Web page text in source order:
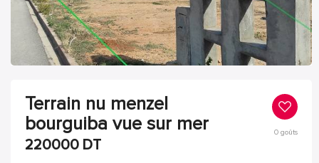
Terrain nu menzel
bourguiba vue sur mer
220000 DT
0goûts